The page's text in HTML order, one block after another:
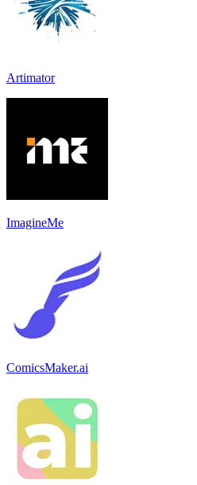
Artimator
ImagineMe
ComicsMaker.ai